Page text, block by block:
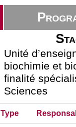
Unité
biochimie et
finalité
Sciences
Type